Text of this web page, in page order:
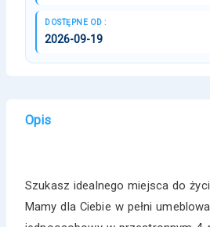
DOSTĘPNE OD :
2026-09-19
Opis
Szukasz idealnego miejsca do
Mamy dla Ciebie w pełni